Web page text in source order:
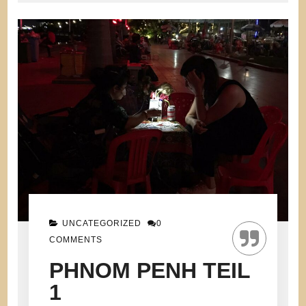
UNCATEGORIZED
0
COMMENTS
PHNOM PENH TEIL
1